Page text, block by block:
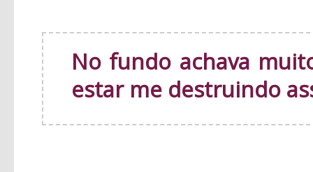
No fundo achava
estar me destruindo